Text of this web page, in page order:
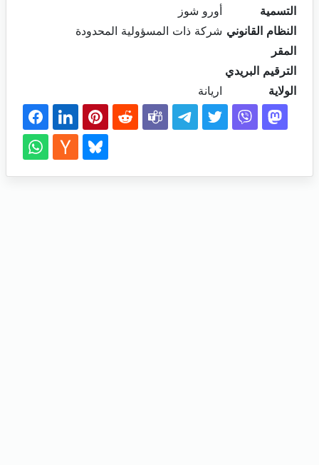
التسمية
أورو شوز
النظام القانوني شركة ذات المسؤولية المحدودة
المقر
الترقيم البريدي
الولاية
اريانة